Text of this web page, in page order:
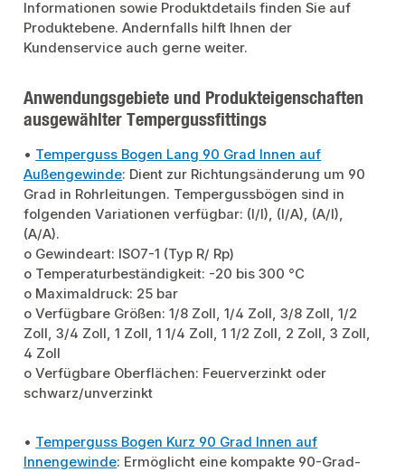
Informationen sowie Produktdetails finden Sie auf
Produktebene. Andernfalls hilft Ihnen der
Kundenservice auch gerne weiter.
Anwendungsgebiete und Produkteigenschaften
ausgewählter Tempergussfittings
• Temperguss Bogen Lang 90 Grad Innen auf
Außengewinde: Dient zur Richtungsänderung um 90
Grad in Rohrleitungen. Tempergussbögen sind in
folgenden Variationen verfügbar: (I/I), (I/A), (A/I),
(A/A).
o Gewindeart: ISO7-1 (Typ R/ Rp)
o Temperaturbeständigkeit: -20 bis 300 °C
o Maximaldruck: 25 bar
o Verfügbare Größen: 1/8 Zoll, 1/4 Zoll, 3/8 Zoll, 1/2
Zoll, 3/4 Zoll, 1 Zoll, 1 1/4 Zoll, 1 1/2 Zoll, 2 Zoll, 3 Zoll,
4 Zoll
o Verfügbare Oberflächen: Feuerverzinkt oder
schwarz/unverzinkt
• Temperguss Bogen Kurz 90 Grad Innen auf
Innengewinde: Ermöglicht eine kompakte 90-Grad-